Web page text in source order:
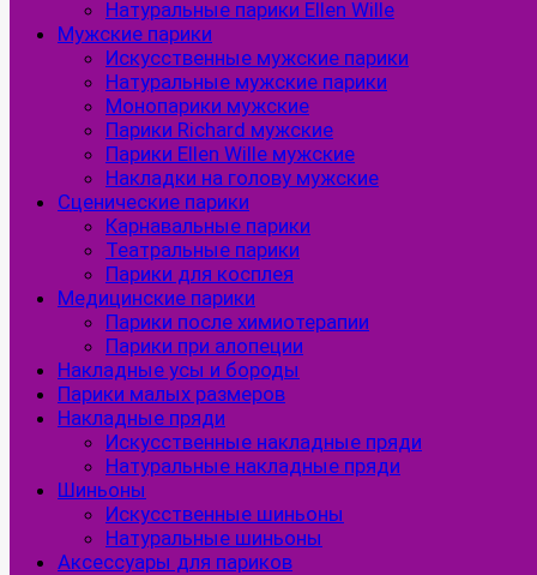
Натуральные парики Ellen Wille
Мужские парики
Искусственные мужские парики
Натуральные мужские парики
Монопарики мужские
Парики Richard мужские
Парики Ellen Wille мужские
Накладки на голову мужские
Сценические парики
Карнавальные парики
Театральные парики
Парики для косплея
Медицинские парики
Парики после химиотерапии
Парики при алопеции
Накладные усы и бороды
Парики малых размеров
Накладные пряди
Искусственные накладные пряди
Натуральные накладные пряди
Шиньоны
Искусственные шиньоны
Натуральные шиньоны
Аксессуары для париков